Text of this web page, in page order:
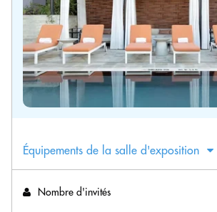
Équipements de la salle d'exposition
Nombre d'invités